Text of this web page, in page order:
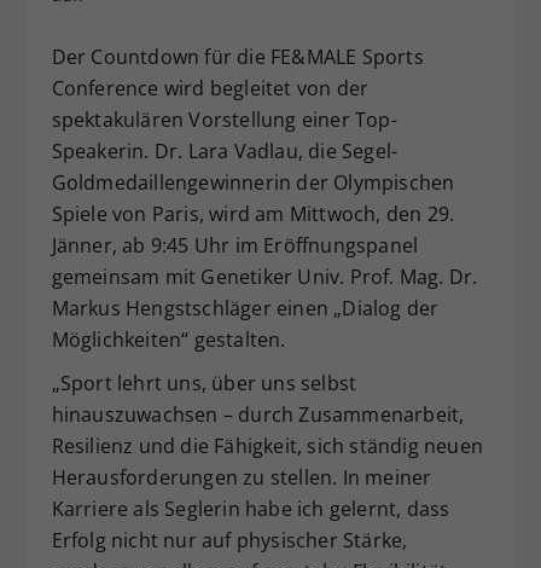
Der Countdown für die FE&MALE Sports
Conference wird begleitet von der
spektakulären Vorstellung einer Top-
Speakerin. Dr. Lara Vadlau, die Segel-
Goldmedaillengewinnerin der Olympischen
Spiele von Paris, wird am Mittwoch, den 29.
Jänner, ab 9:45 Uhr im Eröffnungspanel
gemeinsam mit Genetiker Univ. Prof. Mag. Dr.
Markus Hengstschläger einen „Dialog der
Möglichkeiten“ gestalten.
„Sport lehrt uns, über uns selbst
hinauszuwachsen – durch Zusammenarbeit,
Resilienz und die Fähigkeit, sich ständig neuen
Herausforderungen zu stellen. In meiner
Karriere als Seglerin habe ich gelernt, dass
Erfolg nicht nur auf physischer Stärke,
Zweck
Einstellungen. Unter anderem eine
zufällig generierte ID, für die
historische Speicherung Ihrer
vorgenommen Einstellungen, falls der
Webseiten-Betreiber dies eingestellt
hat.